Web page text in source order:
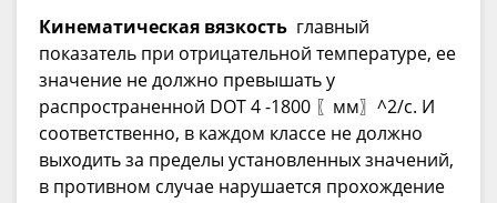
Кинематическая вязкость главный
показатель при отрицательной температуре, ее
значение не должно превышать у
распространенной DOT 4 -1800 〖мм〗^2/с. И
соответственно, в каждом классе не должно
выходить за пределы установленных значений,
в противном случае нарушается прохождение